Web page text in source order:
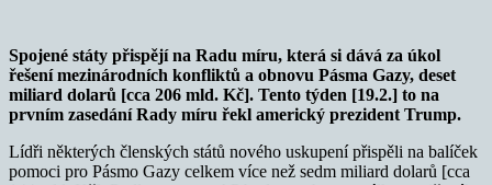
Spojené státy přispějí na Radu míru, která si dává za úkol
řešení mezinárodních konfliktů a obnovu Pásma Gazy, deset
miliard dolarů [cca 206 mld. Kč]. Tento týden [19.2.] to na
prvním zasedání Rady míru řekl americký prezident Trump.
Lídři některých členských států nového uskupení přispěli na balíček
pomoci pro Pásmo Gazy celkem více než sedm miliard dolarů [cca